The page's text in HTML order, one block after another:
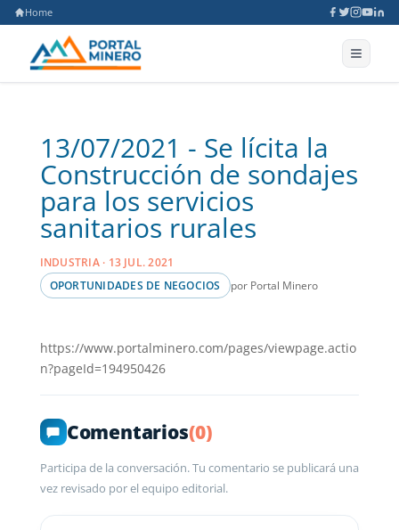
Home
13/07/2021 - Se lícita la
Construcción de sondajes
para los servicios
sanitarios rurales
INDUSTRIA · 13 JUL. 2021
OPORTUNIDADES DE NEGOCIOS
por Portal Minero
https://www.portalminero.com/pages/viewpage.actio
n?pageId=194950426
Comentarios(0)
Participa de la conversación. Tu comentario se publicará una
vez revisado por el equipo editorial.